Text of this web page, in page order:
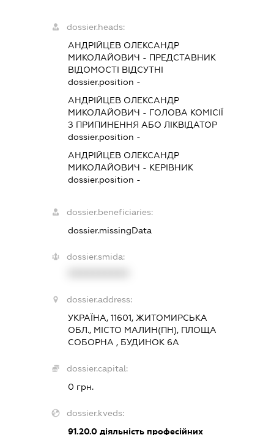
dossier.heads:
АНДРІЙЦЕВ ОЛЕКСАНДР
МИКОЛАЙОВИЧ - ПРЕДСТАВНИК
ВІДОМОСТІ ВІДСУТНІ
dossier.position -
АНДРІЙЦЕВ ОЛЕКСАНДР
МИКОЛАЙОВИЧ - ГОЛОВА КОМІСІЇ
З ПРИПИНЕННЯ АБО ЛІКВІДАТОР
dossier.position -
АНДРІЙЦЕВ ОЛЕКСАНДР
МИКОЛАЙОВИЧ - КЕРІВНИК
dossier.position -
dossier.beneficiaries:
dossier.missingData
dossier.smida:
dossier.address:
УКРАЇНА, 11601, ЖИТОМИРСЬКА
ОБЛ., МІСТО МАЛИН(ПН), ПЛОЩА
СОБОРНА , БУДИНОК 6А
dossier.capital:
0 грн.
dossier.kveds:
91.20.0діяльність професійних